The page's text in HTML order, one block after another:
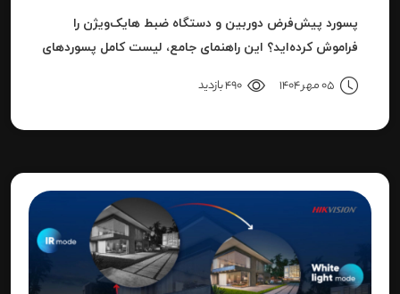
پسورد پیش‌فرض دوربین و دستگاه ضبط هایک‌ویژن را
فراموش کرده‌اید؟ این راهنمای جامع، لیست کامل پسوردهای
"Invalid Password" را آموزش می‌دهد.
05 مهر 1404 490 بازدید